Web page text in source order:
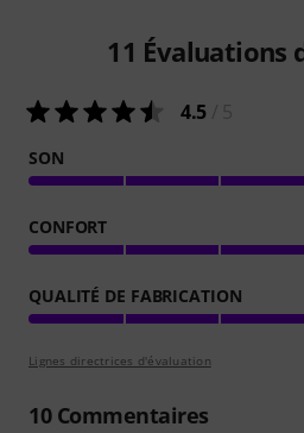
11 Évaluations
4.5
SON
CONFORT
QUALITÉ DE FABRICATION
Lignes directrices d'évaluation
10Commentaires